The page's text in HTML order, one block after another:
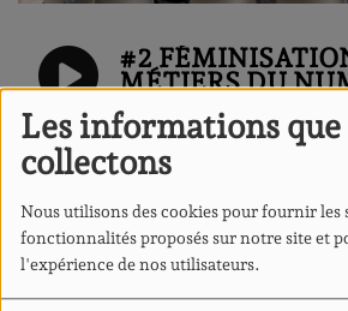
Les informations que
collectons
Nous utilisons des cookies pour fournir les
fonctionnalités proposés sur notre site et
l'expérience de nos utilisateurs.
#2
MÉTIERS DU
UNE AMBITION
DEMAIN :
PARTENAIRES
LA PLAYLIST DU
RÉVOLUTION